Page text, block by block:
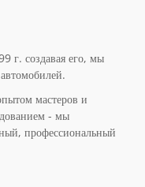
г. создавая его, мы
мастеров и
- мы
профессиональный